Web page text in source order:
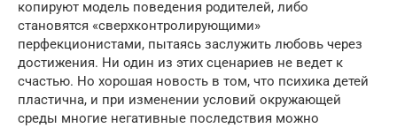
копируют модель поведения родителей, либо
становятся «сверхконтролирующими»
перфекционистами, пытаясь заслужить любовь через
достижения. Ни один из этих сценариев не ведет к
счастью. Но хорошая новость в том, что психика детей
пластична, и при изменении условий окружающей
среды многие негативные последствия можно